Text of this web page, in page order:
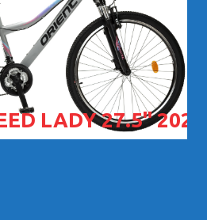
LADY 27.5" 2026